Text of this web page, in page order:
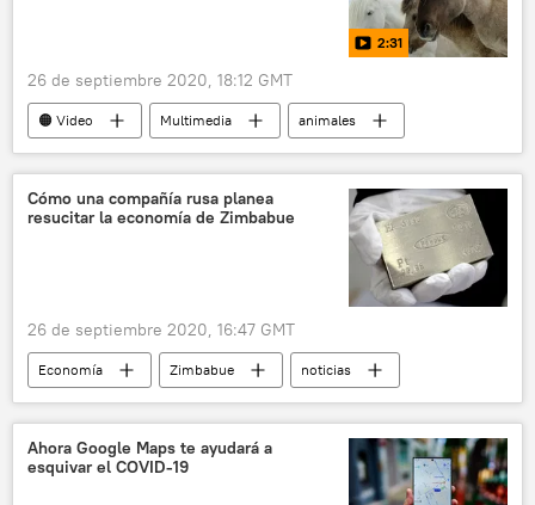
2:31
26 de septiembre 2020, 18:12 GMT
🟠 Video Multimedia
animales
caballos
Rusia
Cómo una compañía rusa planea
resucitar la economía de Zimbabue
26 de septiembre 2020, 16:47 GMT
Economía Zimbabue noticias
Ahora Google Maps te ayudará a
esquivar el COVID-19